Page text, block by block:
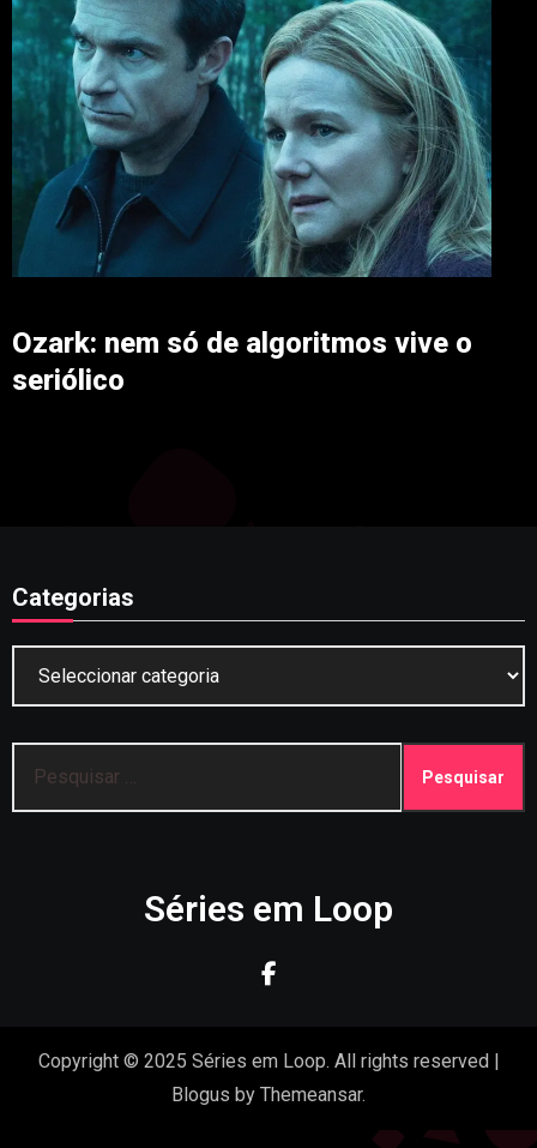
Ozark: nem só de algoritmos vive o
seriólico
Categorias
por:
Séries em Loop
Copyright © 2025 Séries em Loop. All rights reserved |
Blogus by Themeansar.